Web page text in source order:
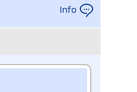
Info